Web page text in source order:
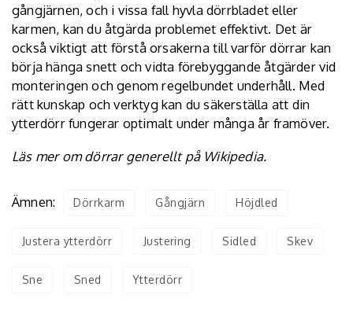
gångjärnen, och i vissa fall hyvla dörrbladet eller
karmen, kan du åtgärda problemet effektivt. Det är
också viktigt att förstå orsakerna till varför dörrar kan
börja hänga snett och vidta förebyggande åtgärder vid
monteringen och genom regelbundet underhåll. Med
rätt kunskap och verktyg kan du säkerställa att din
ytterdörr fungerar optimalt under många år framöver.
Läs mer om dörrar generellt på Wikipedia.
Ämnen: Dörrkarm Gångjärn Höjdled
Justera ytterdörr Justering Sidled Skev
Sne Sned Ytterdörr